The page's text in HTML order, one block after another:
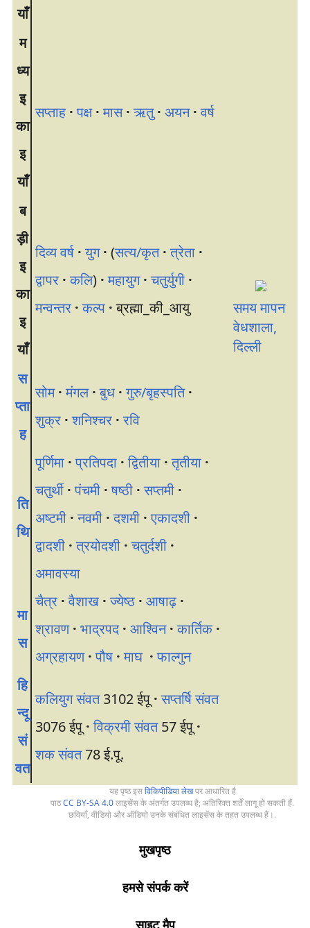
याँ
समय मापन
वेधशाला,
दिल्ली
म
ध्य
इ
का
इ
याँ
सप्ताह · पक्ष · मास · ऋतु · अयन · वर्ष
ब
ड़ी
इ
का
इ
याँ
दिव्य वर्ष · युग · (सत्य/कृत · त्रेता ·
द्वापर · कलि) · महायुग · चतुर्युगी ·
मन्वन्तर · कल्प ·ब्रह्मा_की_आयु
स
प्ता
ह
सोम · मंगल · बुध · गुरु/बृहस्पति ·
शुक्र · शनिश्चर · रवि
ति
थि
पूर्णिमा · प्रतिपदा · द्वितीया · तृतीया ·
चतुर्थी · पंचमी · षष्ठी · सप्तमी ·
अष्टमी · नवमी · दशमी · एकादशी ·
द्वादशी · त्रयोदशी · चतुर्दशी ·
अमावस्या
मा
स
चैत्र · वैशाख · ज्येष्ठ · आषाढ़ ·
श्रावण · भाद्रपद · आश्विन · कार्तिक ·
अग्रहायण · पौष · माघ · फाल्गुन
हि
न्दू
सं
वत
कलियुग संवत3102 ईपू · सप्तर्षि संवत
3076 ईपू · विक्रमी संवत57 ईपू ·
शक संवत78 ई.पू.
यह पृष्ठ इसविकिपीडिया लेखपर आधारित है
पाठCC BY-SA 4.0लाइसेंस के अंतर्गत उपलब्ध है; अतिरिक्त शर्तें लागू हो सकती हैं.
छवियाँ, वीडियो और ऑडियो उनके संबंधित लाइसेंस के तहत उपलब्ध हैं।.
मुखपृष्ठ
हमसे संपर्क करें
साइट मैप